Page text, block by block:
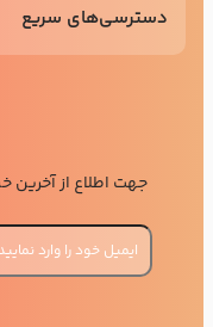
دسترسی‌های سریع
جهت اطلاع از آخرین